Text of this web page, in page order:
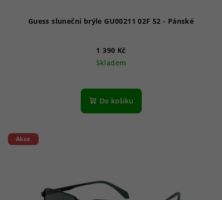
Guess sluneční brýle GU00211 02F 52 - Pánské
1 390 Kč
Skladem
Do košíku
Akce